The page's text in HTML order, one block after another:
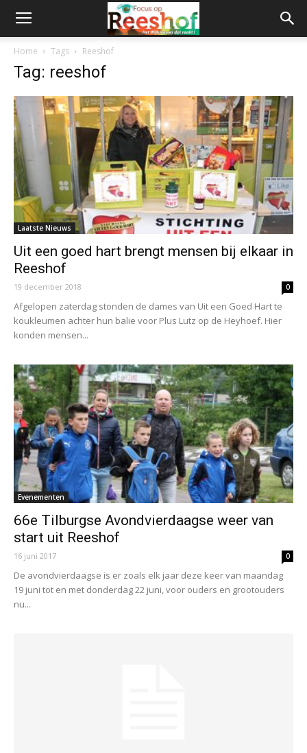
Home Tags Reeshof
Tag: reeshof
Laatste Nieuws
Uit een goed hart brengt mensen bij elkaar in
Reeshof
19 december 2018 0
Afgelopen zaterdag stonden de dames van Uit een Goed Hart te
koukleumen achter hun balie voor Plus Lutz op de Heyhoef. Hier
konden mensen...
Evenementen
66e Tilburgse Avondvierdaagse weer van
start uit Reeshof
16 juni 2017 0
De avondvierdaagse is er zoals elk jaar deze keer van maandag
19 juni tot en met donderdag 22 juni, voor ouders en grootouders
nu...